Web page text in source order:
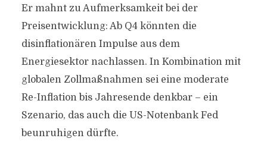
Er mahnt zu Aufmerksamkeit bei der
Preisentwicklung: Ab Q4 könnten die
disinflationären Impulse aus dem
Energiesektor nachlassen. In Kombination mit
globalen Zollmaßnahmen sei eine moderate
Re-Inflation bis Jahresende denkbar – ein
Szenario, das auch die US-Notenbank Fed
beunruhigen dürfte.